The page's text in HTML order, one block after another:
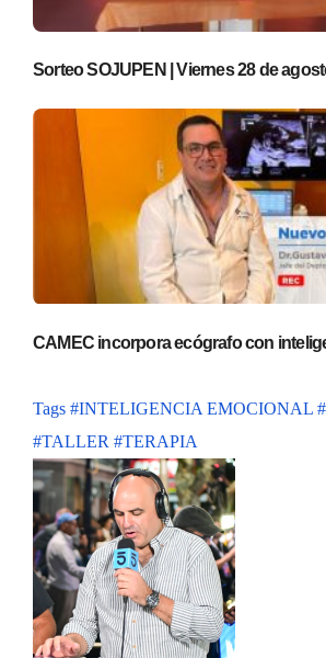
Sorteo SOJUPEN | Viernes 28 de
CAMEC incorpora ecógrafo con
Tags #INTELIGENCIA EMOCIONAL
#TALLER #TERAPIA